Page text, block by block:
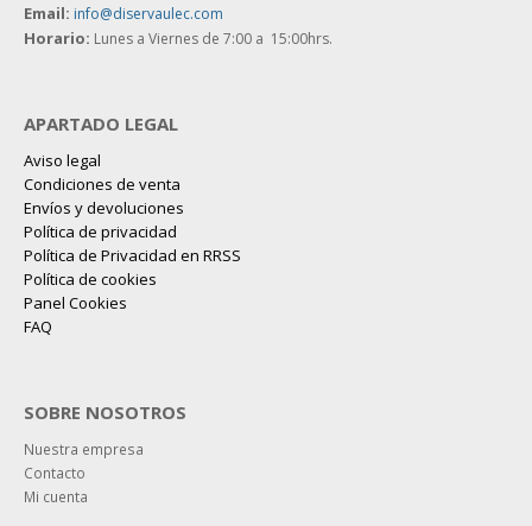
Email: info@diservaulec.com
Horario: Lunes a Viernes de 7:00 a 15:00hrs.
APARTADO LEGAL
Aviso legal
Condiciones de venta
Envíos y devoluciones
Política de privacidad
Política de Privacidad en RRSS
Política de cookies
Panel Cookies
FAQ
SOBRE NOSOTROS
Nuestra empresa
Contacto
Mi cuenta